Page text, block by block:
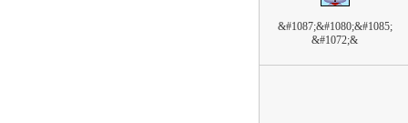
&#1087;&#1080;&#1085;
&#1072;&